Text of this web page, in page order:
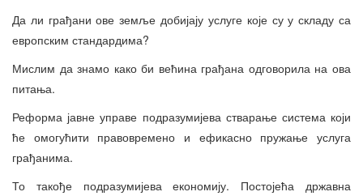
Да ли грађани ове земље добијају услуге које су у складу са
европским стандардима?
Мислим да знамо како би већина грађана одговорила на ова
питања.
Реформа јавне управе подразумијева стварање система који
ће омогућити правовремено и ефикасно пружање услуга
грађанима.
То такође подразумијева економију. Постојећа државна